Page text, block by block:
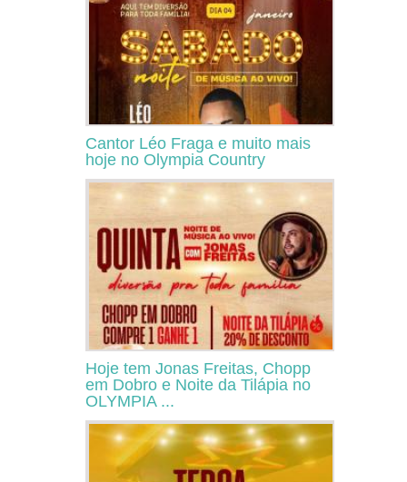
Cantor Léo Fraga e muito mais
hoje no Olympia Country
Hoje tem Jonas Freitas, Chopp
em Dobro e Noite da Tilápia no
OLYMPIA ...